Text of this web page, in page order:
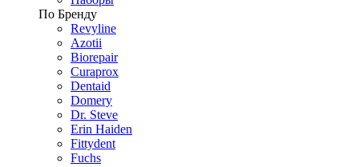
По Бренду
Revyline
Azotii
Biorepair
Curaprox
Dentaid
Domery
Dr. Steve
Erin Haiden
Fittydent
Fuchs